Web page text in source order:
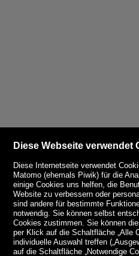
Diese Webseite verwendet
Diese Internetseite verwendet
Matomo (ehemals Piwik) für die
einige Cookies uns helfen, die
Website zu verbessern oder
sind andere für bestimmte
notwendig. Sie können selbst
Cookies zustimmen. Sie können
per Klick auf die Schaltfläche „Alle
individuelle Auswahl treffen
auf die Schaltfläche „Notwendige